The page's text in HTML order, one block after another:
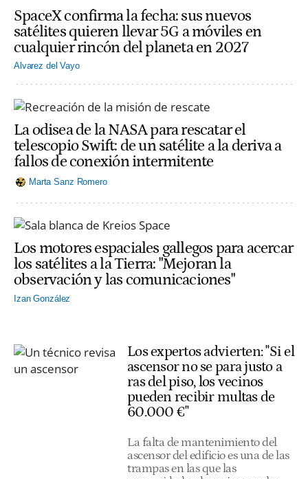
SpaceX confirma la fecha: sus nuevos
satélites quieren llevar 5G a móviles en
cualquier rincón del planeta en 2027
Alvarez del Vayo
La odisea de la NASA para rescatar el
telescopio Swift: de un satélite a la deriva a
fallos de conexión intermitente
Marta Sanz Romero
Los motores espaciales gallegos para acercar
los satélites a la Tierra: "Mejoran la
observación y las comunicaciones"
Izan González
Los expertos advierten: "Si el
ascensor no se para justo a
ras del piso, los vecinos
pueden recibir multas de
60.000 €"
La falta de mantenimiento del
ascensor del edificio es una de las
trampas en las que las